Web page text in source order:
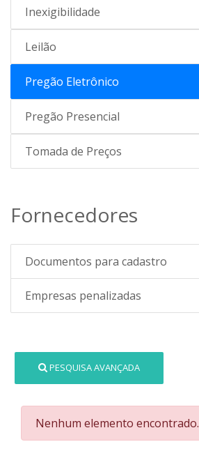
Inexigibilidade
Leilão
Pregão Eletrônico
Pregão Presencial
Tomada de Preços
Fornecedores
Documentos para cadastro
Empresas penalizadas
PESQUISA AVANÇADA
Nenhum elemento encontrado.